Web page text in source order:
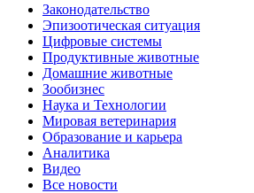
Законодательство
Эпизоотическая ситуация
Цифровые системы
Продуктивные животные
Домашние животные
Зообизнес
Наука и Технологии
Мировая ветеринария
Образование и карьера
Аналитика
Видео
Все новости